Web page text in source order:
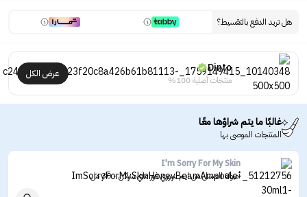
هل تريد الدفع بالتقسيط؟
Dinto
منتجات أصلية 100%
عرض الكل
غالبًا ما يتم شراؤها معًا
المنتجات الموصى بها
I'm Sorry For My Skin
أمبولة العسل من ايم سوري فور ماي سكن - 30 مل